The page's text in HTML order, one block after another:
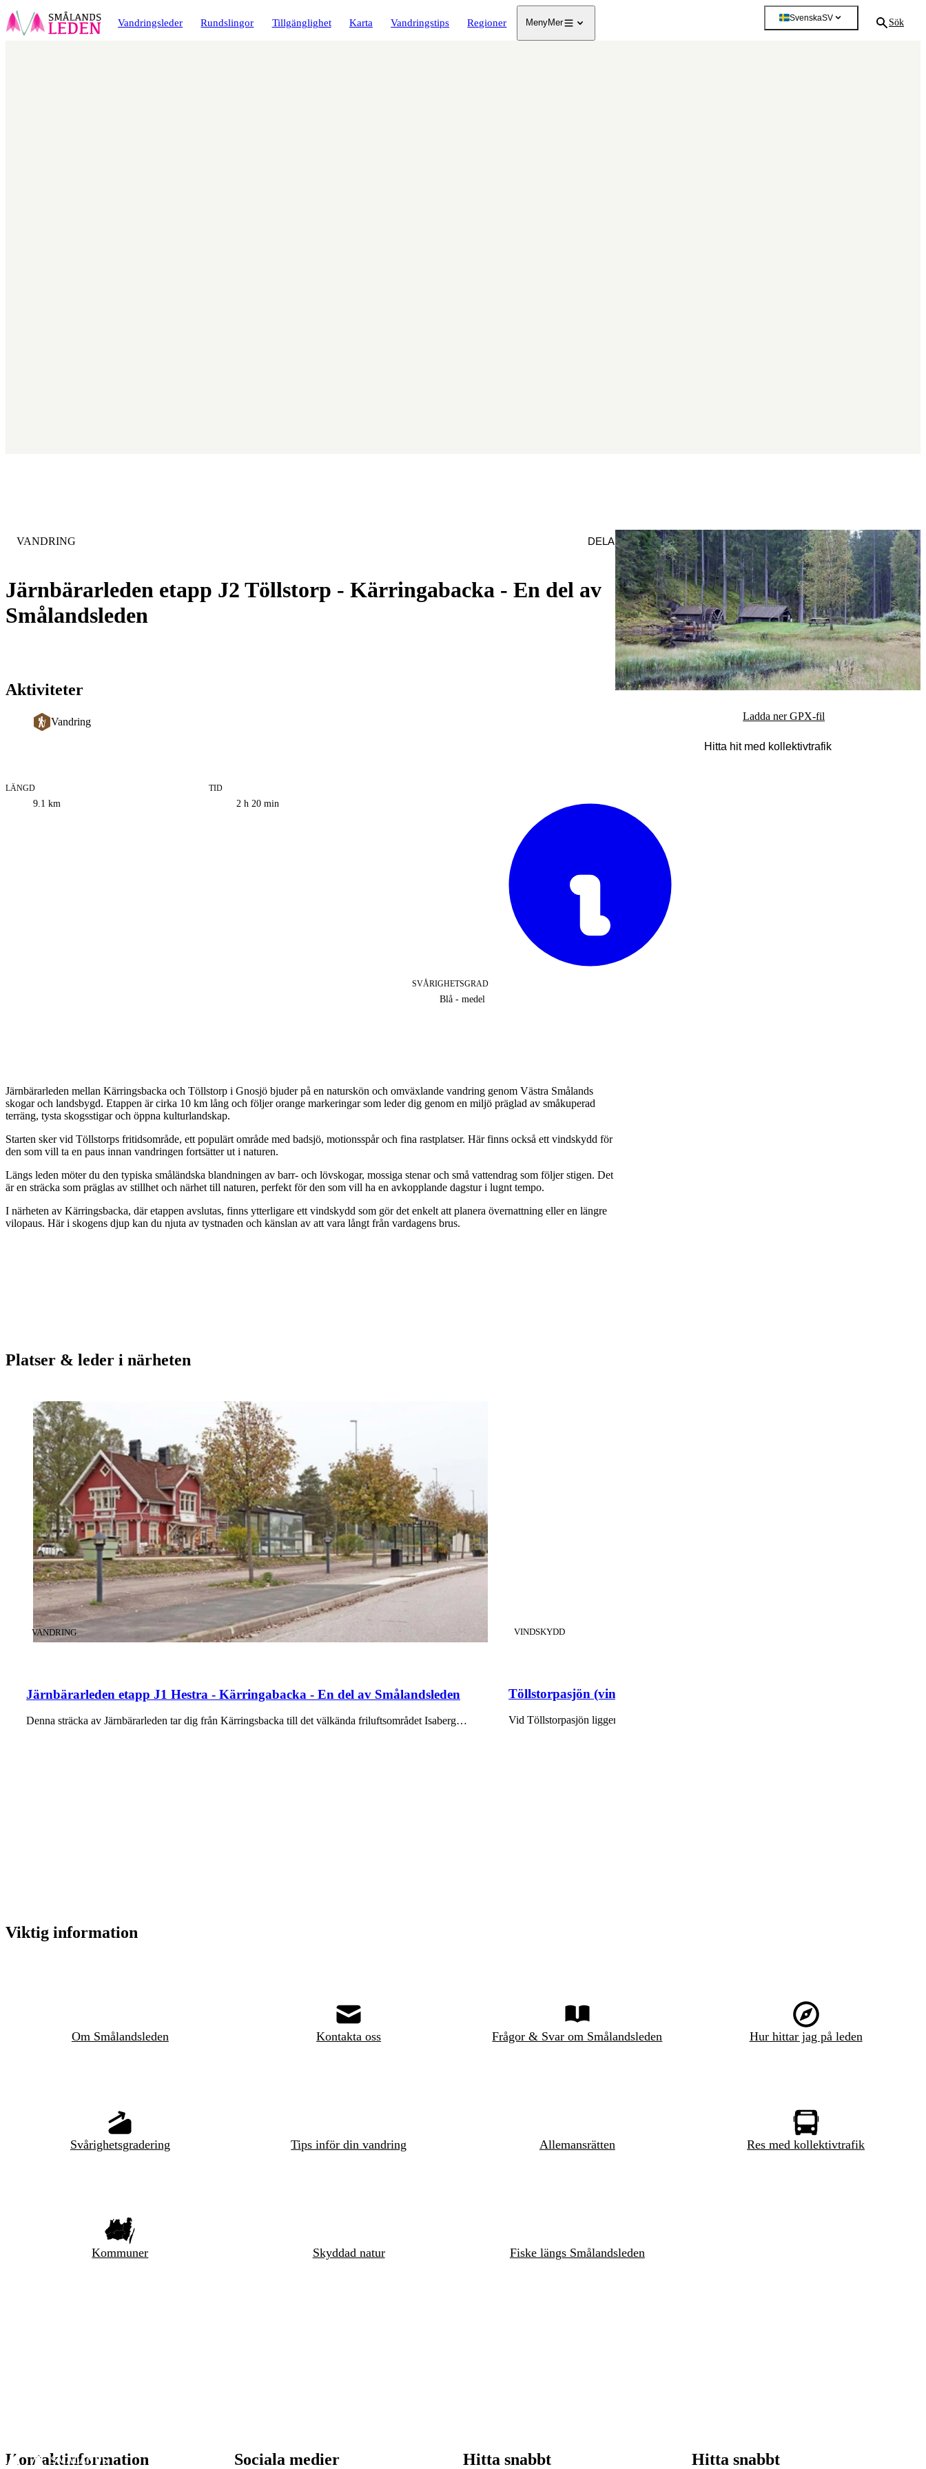
Vandringsleder Rundslingor Tillgänglighet Karta Vandringstips Regioner MenyMer
SvenskaSV Sök
Järnbärarleden etapp J2 Töllstorp - Kärringabacka - En del av
Smålandsleden
KATEGORI:
VANDRING DELA
Aktiviteter
Vandring
Information
LÄNGD
9.1 km
TID
2 h 20 min
SVÅRIGHETSGRAD
Blå - medel
Järnbärarleden mellan Kärringsbacka och Töllstorp i Gnosjö bjuder på en naturskön och omväxlande vandring genom Västra Smålands
skogar och landsbygd. Etappen är cirka 10 km lång och följer orange markeringar som leder dig genom en miljö präglad av småkuperad
terräng, tysta skogsstigar och öppna kulturlandskap.
Starten sker vid Töllstorps fritidsområde, ett populärt område med badsjö, motionsspår och fina rastplatser. Här finns också ett vindskydd för
den som vill ta en paus innan vandringen fortsätter ut i naturen.
Längs leden möter du den typiska småländska blandningen av barr- och lövskogar, mossiga stenar och små vattendrag som följer stigen. Det
är en sträcka som präglas av stillhet och närhet till naturen, perfekt för den som vill ha en avkopplande dagstur i lugnt tempo.
I närheten av Kärringsbacka, där etappen avslutas, finns ytterligare ett vindskydd som gör det enkelt att planera övernattning eller en längre
vilopaus. Här i skogens djup kan du njuta av tystnaden och känslan av att vara långt från vardagens brus.
Platser & leder i närheten
Järnbärarleden etapp J1 Hestra - Kärringabacka - En del av Smålandsleden
KATEGORI:
VANDRING
Denna sträcka av Järnbärarleden tar dig från Kärringsbacka till det välkända friluftsområdet Isaberg…
Töllstorpasjön (vindskydd)
KATEGORI:
VINDSKYDD
Vid Töllstorpasjön ligger detta vindskydd för fyra pyrsoner. Här finns även eldstad, ved och
Bildspel
med
bilder
Ladda ner GPX-fil
Hitta hit med kollektivtrafik
Viktig information
Om Smålandsleden Kontakta oss Frågor & Svar om Smålandsleden Hur hittar jag på leden
Svårighetsgradering Tips inför din vandring Allemansrätten Res med kollektivtrafik
Kommuner Skyddad natur Fiske längs Smålandsleden
Kontaktinformation Sociala medier Hitta snabbt Hitta snabbt